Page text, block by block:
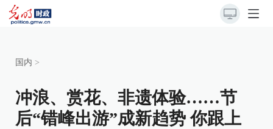
国内 >
冲浪、赏花、非遗体验……节
后“错峰出游”成新趋势 你跟上